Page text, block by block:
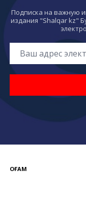
Подписка на важную
издания "Shalqar kz"
ҚОҒАМ